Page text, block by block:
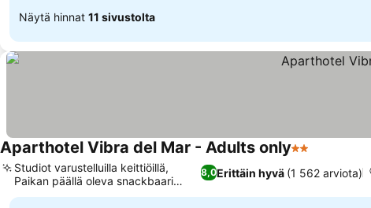
Näytä hinnat 11 sivustolta
Aparthotel Vibra del Mar - Adults only2 Tähtiluokitus
8,0Erittäin hyvä (1 562 arviota)
Studiot varustelluilla keittiöillä,
Paikan päällä oleva snackbaari
biljardilla